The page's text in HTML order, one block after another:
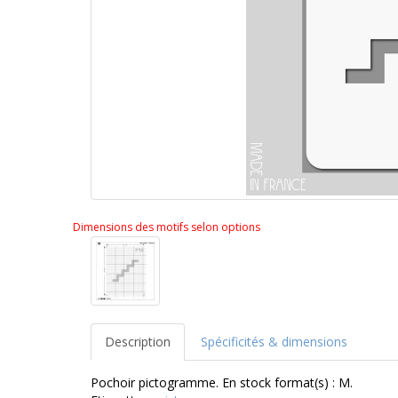
Dimensions des motifs selon options
Description Spécificités & dimensions
Pochoir pictogramme. En stock format(s) : M.